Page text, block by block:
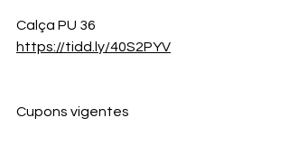
Calça PU 36
https://tidd.ly/40S2PYV
Cupons vigentes